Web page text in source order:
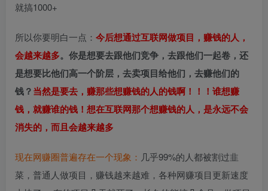
就搞1000+
所以你要明白一点： 今后想通过互联网做项目，赚钱的人，
会越来越多。你是想要去跟他们竞争，去跟他们一起卷，还
是想要比他们高一个阶层，去卖项目给他们，去赚他们的
钱？当然是要去，赚那些想赚钱的人的钱啊！！！谁想赚
钱，就赚谁的钱！想在互联网那个想赚钱的人，是永远不会
消失的，而且会越来越多
现在网赚圈普遍存在一个现象： 几乎99%的人都被割过韭
菜，普通人做项目，赚钱越来越难，各种网赚项目更新速度